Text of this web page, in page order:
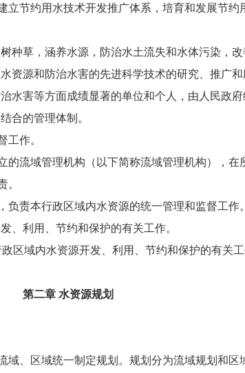
节约用水技术开发推广体系，培育和发展节约
草，涵养水源，防治水土流失和水体污染，改
源和防治水害的先进科学技术的研究、推广和
害等方面成绩显著的单位和个人，由人民政府
的管理体制。
作。
流域管理机构（以下简称流域管理机构），在
责本行政区域内水资源的统一管理和监督工作
利用、节约和保护的有关工作。
区域内水资源开发、利用、节约和保护的有关
第二章 水资源规划
、区域统一制定规划。规划分为流域规划和区